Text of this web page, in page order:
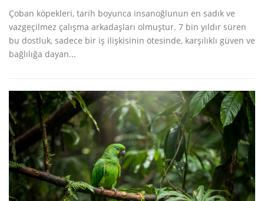
Çoban köpekleri, tarih boyunca insanoğlunun en sadık ve
vazgeçilmez çalışma arkadaşları olmuştur. 7 bin yıldır süren
bu dostluk, sadece bir iş ilişkisinin ötesinde, karşılıklı güven ve
bağlılığa dayan...